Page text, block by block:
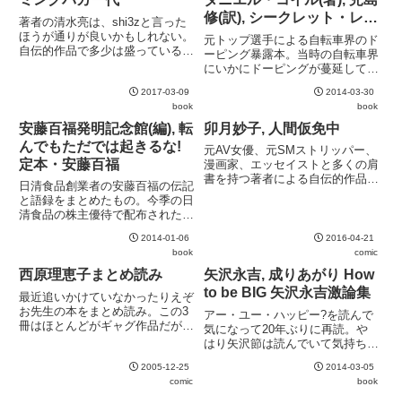
著者の清水亮は、shi3zと言った
ほうが通りが良いかもしれない。
自伝的作品で多少は盛っているも
るがテンポ良く、何よりも本人の
人生が面白いのでぐいぐいと惹き
込まれる。プログラマが読む...
2017-03-09
book
修(訳), シークレット・レー
ス ツール・ド・フランス
の知られざる内幕
元トップ選手による自転車界のド
ーピング暴露本。当時の自転車界
にいかにドーピングが蔓延してい
としてだけではなく、タイラー・
ハミルトンの半生記としても非常
に良質なものに仕上がっている。
2014-03-30
book
安藤百福発明記念館(編), 転
んでもただでは起きるな!
定本・安藤百福
日清食品創業者の安藤百福の伝記
と語録をまとめたもの。今季の日
清食品の株主優待で配布された。
あまり客観的なドキュメンタリー
ではなく宣伝色が強いが、その波
瀾万丈な生き方は読み物として十
分に面白い。
2014-01-06
book
卯月妙子, 人間仮免中
元AV女優、元SMストリッパー、
漫画家、エッセイストと多くの肩
書を持つ著者による自伝的作品。
え、かなり衝撃的な表現も普通に
出てくるので、耐性のない人は
注...
2016-04-21
comic
西原理恵子まとめ読み
最近追いかけていなかったりえぞ
お先生の本をまとめ読み。この3
冊はほとんどがギャグ作品だが、
ギャグ漫画の合間に、さりげなく
この作品を放り込める西原先生は
2005-12-25
comic
矢沢永吉, 成りあがり How
to be BIG 矢沢永吉激論集
アー・ユー・ハッピー?を読んで
気になって20年ぶりに再読。や
はり矢沢節は読んでいて気持ちが
2014-03-05
book